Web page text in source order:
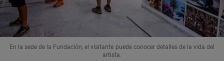
En la sede de la Fundación, el visitante puede conocer detalles de la vida del
artista.